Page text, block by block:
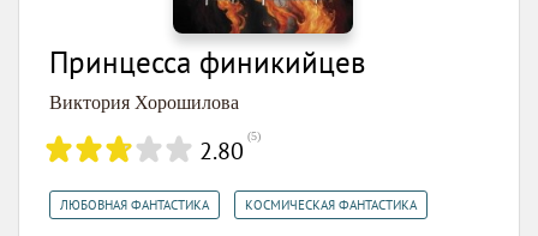
Принцесса финикийцев
Виктория Хорошилова
2.80 (5)
ЛЮБОВНАЯ ФАНТАСТИКА КОСМИЧЕСКАЯ ФАНТАСТИКА